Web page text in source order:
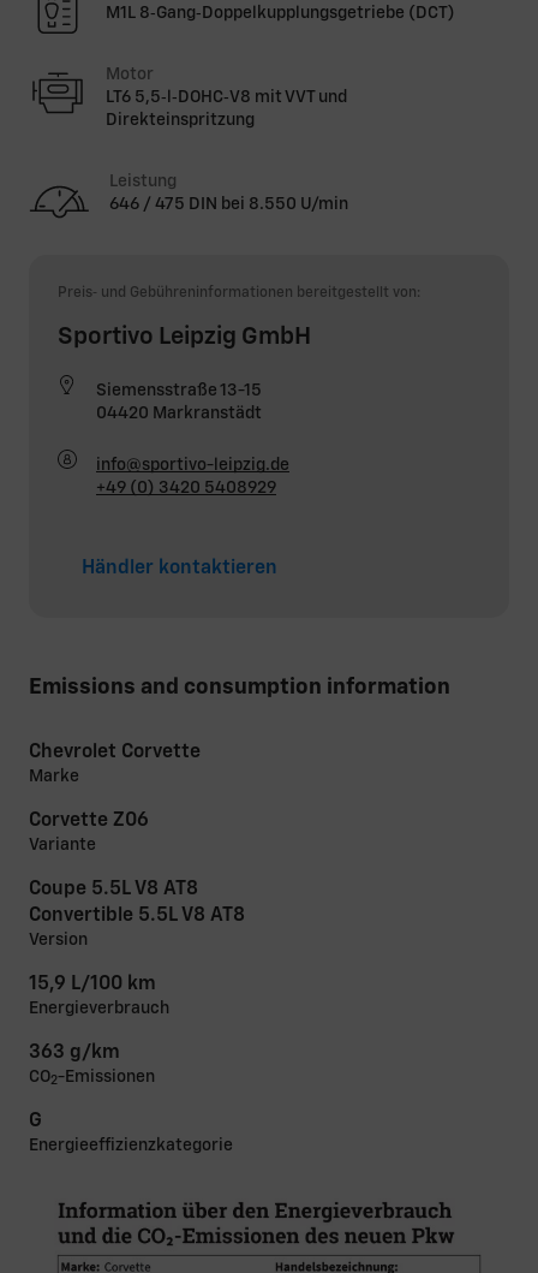
M1L 8‑Gang‑Doppelkupplungsgetriebe (DCT)
Motor
LT6 5,5‑l‑DOHC‑V8 mit VVT und
Direkteinspritzung
Leistung
646 / 475 DIN bei 8.550 U/min
Preis‑ und Gebühreninformationen bereitgestellt von:
Sportivo Leipzig GmbH
Siemensstraße 13-15
04420 Markranstädt
info@sportivo-leipzig.de
+49 (0) 3420 5408929
Händler kontaktieren
Emissions and consumption information
Chevrolet Corvette
Marke
Corvette Z06
Variante
Coupe 5.5L V8 AT8
Convertible 5.5L V8 AT8
Version
15,9 L/100 km
Energieverbrauch
363 g/km
CO2-Emissionen
G
Energieeffizienzkategorie